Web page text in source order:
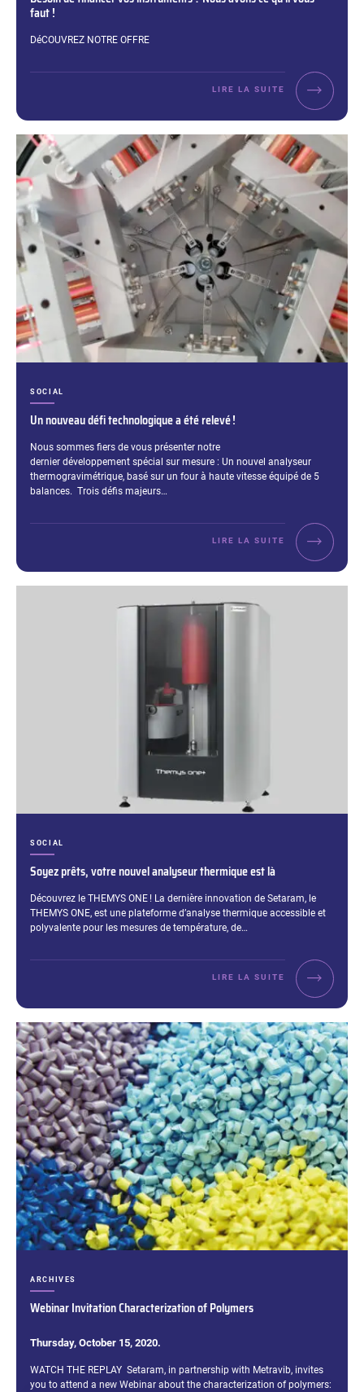
faut !
Extrait :
DéCOUVREZ NOTRE OFFRE
LIRE LA SUITE
Un nouveau défi technologique a été relevé !
CATÉGORIES :
SOCIAL
Extrait :
Nous sommes fiers de vous présenter notre
dernier développement spécial sur mesure : Un nouvel analyseur
thermogravimétrique, basé sur un four à haute vitesse équipé de 5
balances. Trois défis majeurs…
LIRE LA SUITE
Soyez prêts, votre nouvel analyseur thermique est là
CATÉGORIES :
SOCIAL
Extrait :
Découvrez le THEMYS ONE ! La dernière innovation de Setaram, le
THEMYS ONE, est une plateforme d’analyse thermique accessible et
polyvalente pour les mesures de température, de…
LIRE LA SUITE
Webinar Invitation Characterization of Polymers
Thursday, October 15, 2020.
CATÉGORIES :
ARCHIVES
Extrait :
WATCH THE REPLAY Setaram, in partnership with Metravib, invites
you to attend a new Webinar about the characterization of polymers: